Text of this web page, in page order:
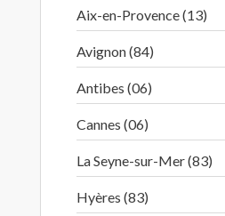
Aix-en-Provence (13)
Avignon (84)
Antibes (06)
Cannes (06)
La Seyne-sur-Mer (83)
Hyères (83)